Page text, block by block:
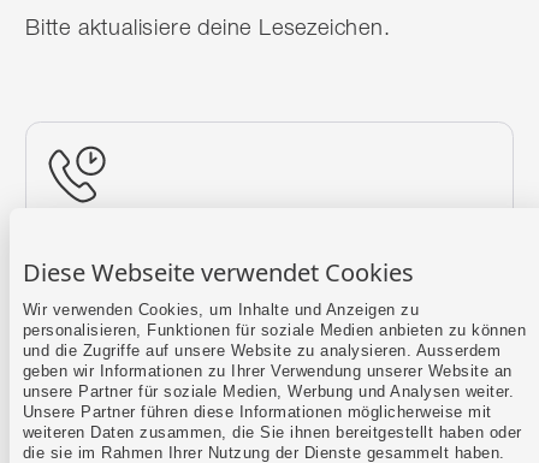
Diese Webseite verwendet Cookies
Wir verwenden Cookies, um Inhalte und Anzeigen zu
personalisieren, Funktionen für soziale Medien anbieten zu können
und die Zugriffe auf unsere Website zu analysieren. Ausserdem
geben wir Informationen zu Ihrer Verwendung unserer Website an
unsere Partner für soziale Medien, Werbung und Analysen weiter.
Unsere Partner führen diese Informationen möglicherweise mit
weiteren Daten zusammen, die Sie ihnen bereitgestellt haben oder
die sie im Rahmen Ihrer Nutzung der Dienste gesammelt haben.
Bitte aktualisiere deine Lesezeichen.
Mehr erfahren